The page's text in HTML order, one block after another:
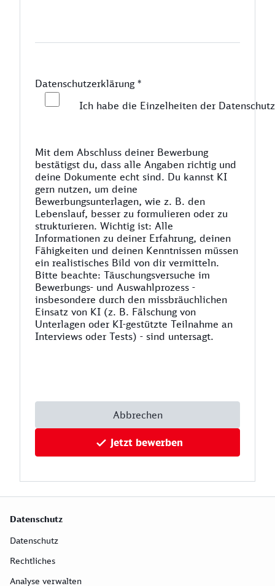
Datenschutzerklärung*
Ich habe die Einzelheiten der
Mit dem Abschluss deiner Bewerbung
bestätigst du, dass alle Angaben richtig und
deine Dokumente echt sind. Du kannst KI
gern nutzen, um deine
Bewerbungsunterlagen, wie z. B. den
Lebenslauf, besser zu formulieren oder zu
strukturieren. Wichtig ist: Alle
Informationen zu deiner Erfahrung, deinen
Fähigkeiten und deinen Kenntnissen müssen
ein realistisches Bild von dir vermitteln.
Bitte beachte: Täuschungsversuche im
Bewerbungs- und Auswahlprozess -
insbesondere durch den missbräuchlichen
Einsatz von KI (z. B. Fälschung von
Unterlagen oder KI-gestützte Teilnahme an
Interviews oder Tests) - sind untersagt.
Abbrechen
Jetzt bewerben
Datenschutz
Datenschutz
Rechtliches
Analyse verwalten